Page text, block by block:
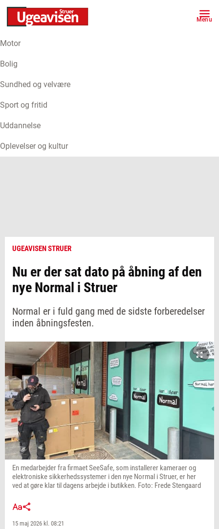
Menu
Motor
Bolig
Sundhed og velvære
Sport og fritid
Uddannelse
Oplevelser og kultur
UGEAVISEN STRUER
Nu er der sat dato på åbning af den
nye Normal i Struer
Normal er i fuld gang med de sidste forberedelser
inden åbningsfesten.
En medarbejder fra firmaet SeeSafe, som installerer kameraer og
elektroniske sikkerhedssystemer i den nye Normal i Struer, er her
ved at gøre klar til dagens arbejde i butikken. Foto: Frede Stengaard
15 maj 2026 kl. 08:21